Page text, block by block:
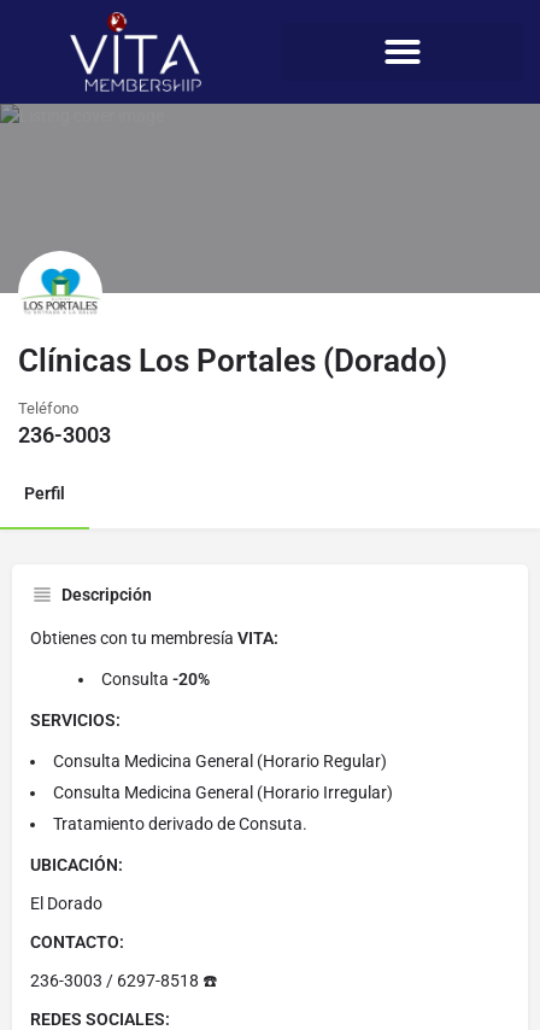
Clínicas Los Portales (Dorado)
Teléfono
236-3003
Perfil
Descripción
Obtienes con tu membresía VITA:
Consulta -20%
SERVICIOS:
Consulta Medicina General (Horario Regular)
Consulta Medicina General (Horario Irregular)
Tratamiento derivado de Consuta.
UBICACIÓN:
El Dorado
CONTACTO:
236-3003 / 6297-8518 ☎️
REDES SOCIALES: